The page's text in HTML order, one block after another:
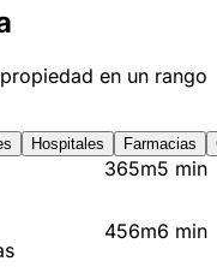
en un rango
Hospitales Farmacias
365m5 min
456m6 min